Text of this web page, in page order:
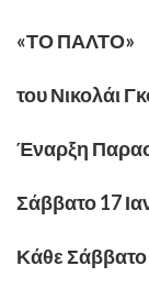
«ΤΟ ΠΑΛΤΟ»
του Νικολάι
Έναρξη
Σάββατο 17
Κάθε Σάββατο